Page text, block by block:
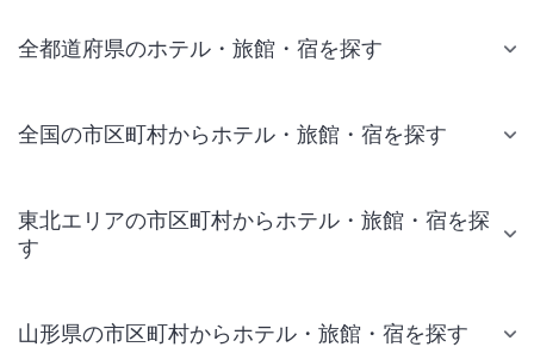
全都道府県のホテル・旅館・宿を探す
全国の市区町村からホテル・旅館・宿を探す
東北エリアの市区町村からホテル・旅館・宿を探
す
山形県の市区町村からホテル・旅館・宿を探す